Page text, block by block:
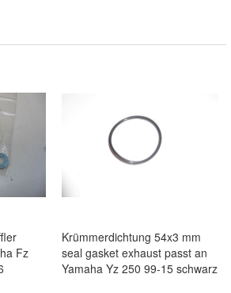
Fz
Krümmerdichtung 54x3 mm
seal gasket exhaust passt an
Yamaha Yz 250 99-15 schwarz